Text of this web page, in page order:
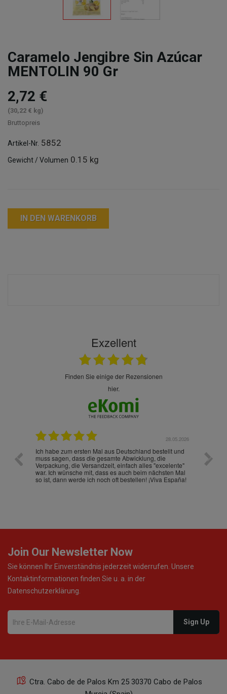
Caramelo Jengibre Sin Azúcar
MENTOLIN 90 Gr
2,72 €
(30,22 € kg)
Bruttopreis
Artikel-Nr. 5852
Gewicht / Volumen 0.15 kg
IN DEN WARENKORB
Exzellent
finden Sie einige der Rezensionen
hier.
28.05.2026
Ich habe zum ersten Mal aus Deutschland bestellt und
muss sagen, dass die gesamte Abwicklung, die
Verpackung, die Versandzeit, einfach alles "excelente"
war. Ich wünsche mit, dass es auch beim nächsten Mal
so ist, dann werde ich noch oft bestellen! ¡Viva España!
Die
gut
ist
Join Our Newsletter Now
Sie können Ihr Einverständnis jederzeit widerrufen. Unsere
Kontaktinformationen finden Sie u. a. in der
Datenschutzerklärung.
Ctra. Cabo de de Palos Km 25 30370 Cabo de Palos